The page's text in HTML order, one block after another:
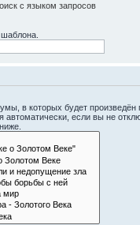
с языком запросов
в которых будет произведён
автоматически, если вы не